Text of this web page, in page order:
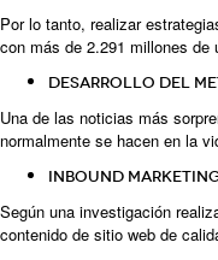
Por lo tanto, realizar
con más de 2.291 millones
Desarrollo del
Una de las noticias más
normalmente se hacen en la
Inbound
Según una investigación
contenido de sitio web de